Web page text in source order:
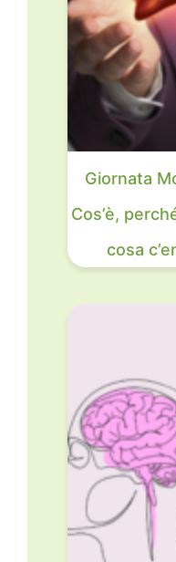
Giornata
Cos’è,
cosa